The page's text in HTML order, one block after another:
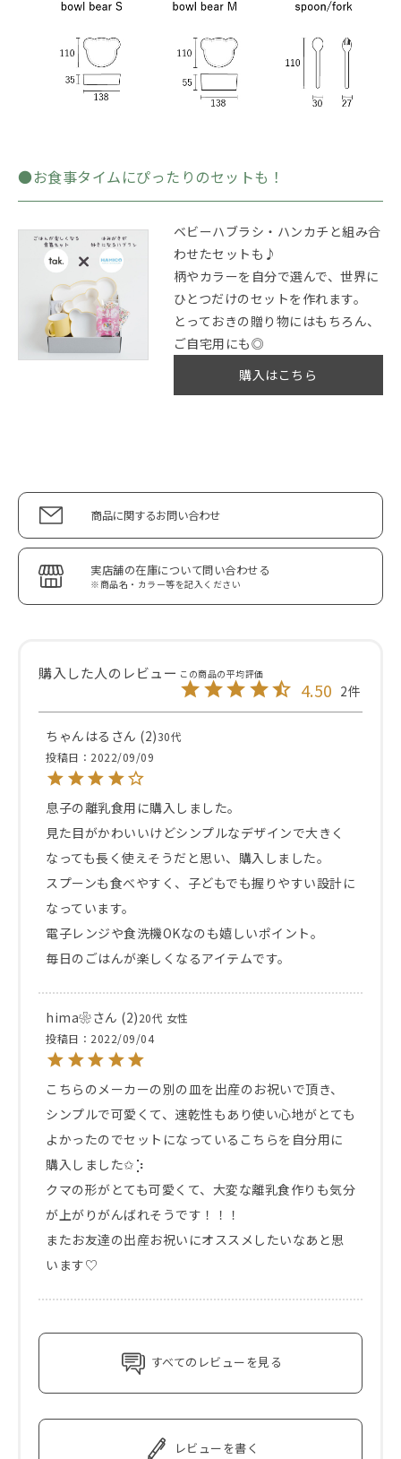
●お食事タイムにぴったりのセットも！
ベビーハブラシ・ハンカチと組み合
わせたセットも♪
柄やカラーを自分で選んで、世界に
ひとつだけのセットを作れます。
とっておきの贈り物にはもちろん、
ご自宅用にも◎
購入はこちら
商品に関するお問い合わせ
実店舗の在庫について問い合わせる
※商品名・カラー等を記入ください
4.50 2
ちゃんはる 2 30代
投稿日
2022/09/09
息子の離乳食用に購入しました。
見た目がかわいいけどシンプルなデザインで大きく
なっても長く使えそうだと思い、購入しました。
スプーンも食べやすく、子どもでも握りやすい設計に
なっています。
電子レンジや食洗機OKなのも嬉しいポイント。
毎日のごはんが楽しくなるアイテムです。
hima❀︎ 2 20代 女性
投稿日
2022/09/04
こちらのメーカーの別の皿を出産のお祝いで頂き、
シンプルで可愛くて、速乾性もあり使い心地がとても
よかったのでセットになっているこちらを自分用に
購入しました✩︎⡱
クマの形がとても可愛くて、大変な離乳食作りも気分
が上がりがんばれそうです！！！
またお友達の出産お祝いにオススメしたいなあと思
います♡
すべてのレビューを見る
レビューを書く